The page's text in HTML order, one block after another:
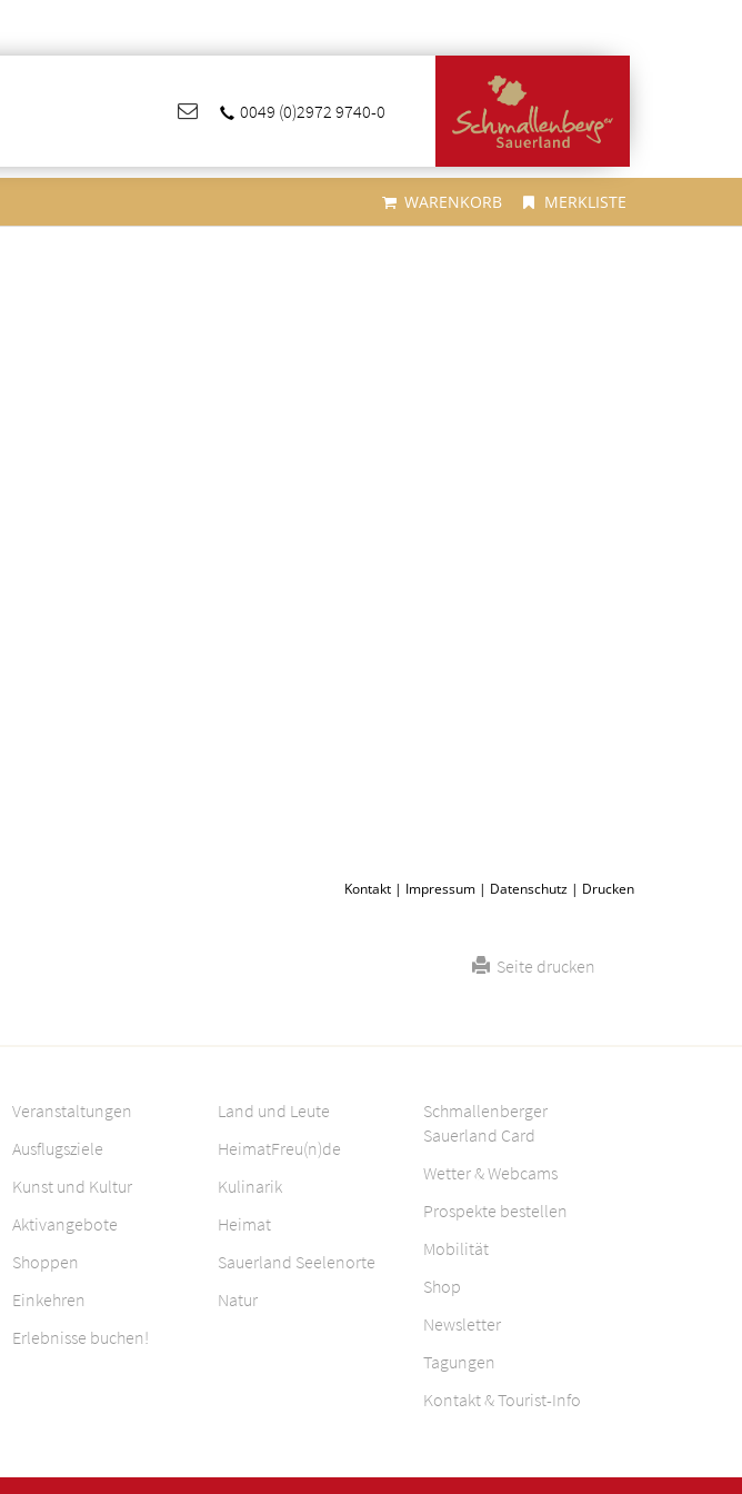
0049 (0)2972 9740-0
WARENKORB MERKLISTE
Kontakt | Impressum | Datenschutz | Drucken
Seite drucken
Veranstaltungen
Ausflugsziele
Kunst und Kultur
Aktivangebote
Shoppen
Einkehren
Erlebnisse buchen!
Land und Leute
HeimatFreu(n)de
Kulinarik
Heimat
Sauerland Seelenorte
Natur
Schmallenberger
Sauerland Card
Wetter & Webcams
Prospekte bestellen
Mobilität
Shop
Newsletter
Tagungen
Kontakt & Tourist-Info